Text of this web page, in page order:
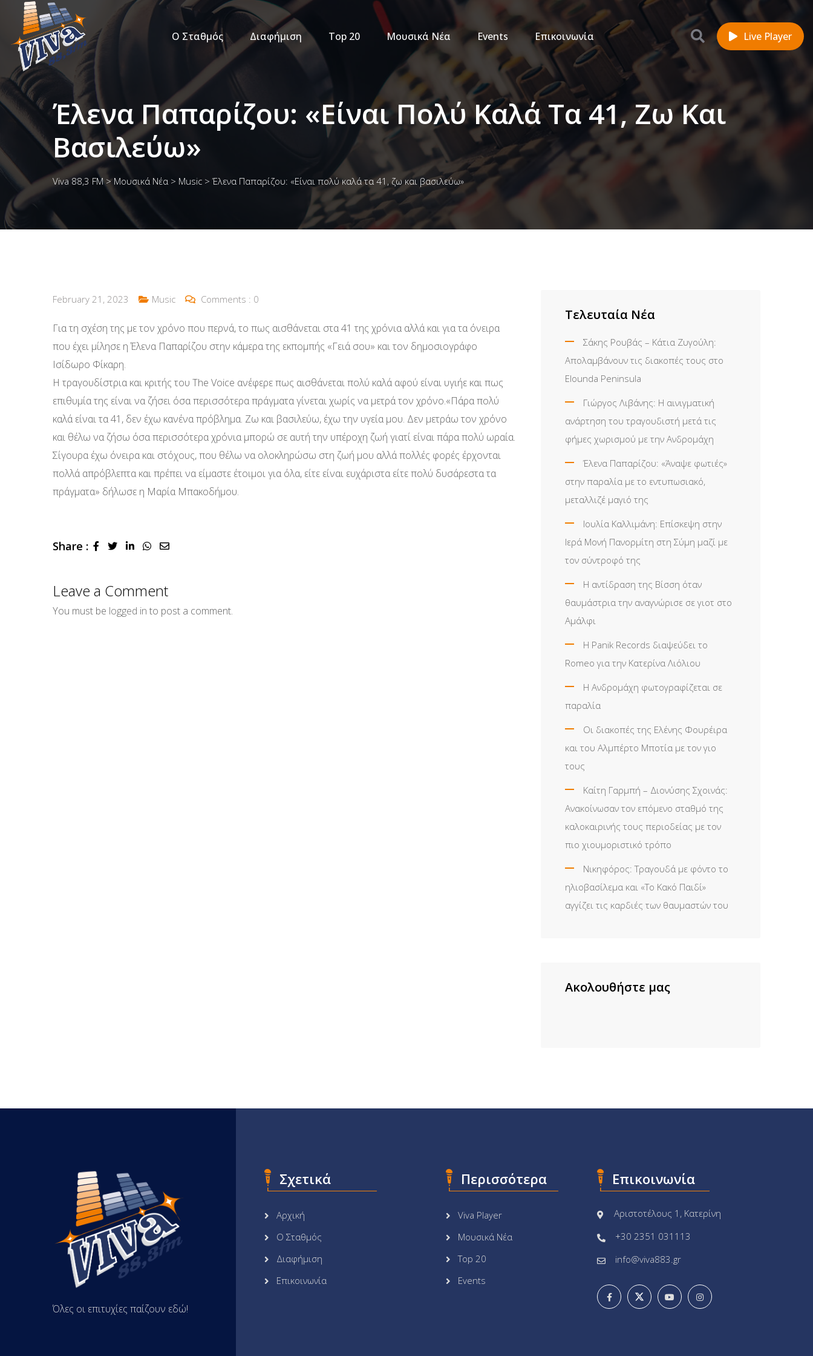
Ο Σταθμός Διαφήμιση Top 20 Μουσικά Νέα Events Επικοινωνία Live Player
Έλενα Παπαρίζου: «Είναι Πολύ Καλά Τα 41, Ζω Και
Βασιλεύω»
Viva 88,3 FM> Μουσικά Νέα > Music > Έλενα Παπαρίζου: «Είναι πολύ καλά τα 41, ζω και βασιλεύω»
February 21, 2023 Music Comments : 0
Για τη σχέση της με τον χρόνο που περνά, το πως αισθάνεται στα 41 της χρόνια αλλά και για τα όνειρα
που έχει μίλησε η Έλενα Παπαρίζου στην κάμερα της εκπομπής «Γειά σου» και τον δημοσιογράφο
Ισίδωρο Φίκαρη.
Η τραγουδίστρια και κριτής του The Voice ανέφερε πως αισθάνεται πολύ καλά αφού είναι υγιήε και πως
επιθυμία της είναι να ζήσει όσα περισσότερα πράγματα γίνεται χωρίς να μετρά τον χρόνο.«Πάρα πολύ
καλά είναι τα 41, δεν έχω κανένα πρόβλημα. Ζω και βασιλεύω, έχω την υγεία μου. Δεν μετράω τον χρόνο
και θέλω να ζήσω όσα περισσότερα χρόνια μπορώ σε αυτή την υπέροχη ζωή γιατί είναι πάρα πολύ ωραία.
Σίγουρα έχω όνειρα και στόχους, που θέλω να ολοκληρώσω στη ζωή μου αλλά πολλές φορές έρχονται
πολλά απρόβλεπτα και πρέπει να είμαστε έτοιμοι για όλα, είτε είναι ευχάριστα είτε πολύ δυσάρεστα τα
πράγματα» δήλωσε η Μαρία Μπακοδήμου.
Share : LinkedInWhatsapp
Share
Leave a Comment
You must be logged in to post a comment.
Τελευταία Νέα
Σάκης Ρουβάς – Κάτια Ζυγούλη:
Απολαμβάνουν τις διακοπές τους στο
Elounda Peninsula
Γιώργος Λιβάνης: Η αινιγματική
ανάρτηση του τραγουδιστή μετά τις
φήμες χωρισμού με την Ανδρομάχη
Έλενα Παπαρίζου: «Άναψε φωτιές»
στην παραλία με το εντυπωσιακό,
μεταλλιζέ μαγιό της
Ιουλία Καλλιμάνη: Επίσκεψη στην
Ιερά Μονή Πανορμίτη στη Σύμη μαζί με
τον σύντροφό της
Η αντίδραση της Βίσση όταν
θαυμάστρια την αναγνώρισε σε γιοτ στο
Αμάλφι
Η Panik Records διαψεύδει το
Romeo για την Κατερίνα Λιόλιου
Η Ανδρομάχη φωτογραφίζεται σε
παραλία
Οι διακοπές της Ελένης Φουρέιρα
και του Αλμπέρτο Μποτία με τον γιο
τους
Καίτη Γαρμπή – Διονύσης Σχοινάς:
Ανακοίνωσαν τον επόμενο σταθμό της
καλοκαιρινής τους περιοδείας με τον
πιο χιουμοριστικό τρόπο
Νικηφόρος: Τραγουδά με φόντο το
ηλιοβασίλεμα και «Το Κακό Παιδί»
αγγίζει τις καρδιές των θαυμαστών του
Ακολουθήστε μας
Όλες οι επιτυχίες παίζουν εδώ!
Σχετικά
Αρχική
Ο Σταθμός
Διαφήμιση
Επικοινωνία
Περισσότερα
Viva Player
Μουσικά Νέα
Top 20
Events
Επικοινωνία
Αριστοτέλους 1, Κατερίνη
+30 2351 031113
info@viva883.gr